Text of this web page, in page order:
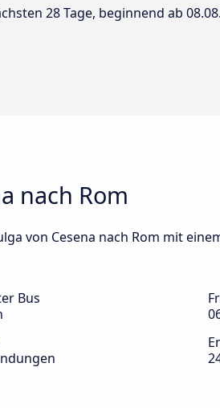
28 Tage, beginnend ab
nach Rom
von Cesena nach Rom mit
Bus